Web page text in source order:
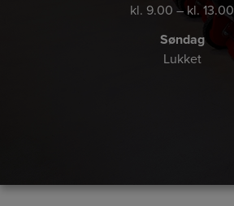
kl. 9.00 – kl. 13.00
Søndag
Lukket